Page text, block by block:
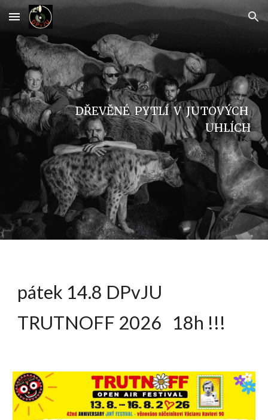
Skip to main content Skip to navigation
DŘEVĚNÉ PYTLÍ V JUTOVÝCH
UHLÍCH
pátek 14.8 DPvJU
TRUTNOFF 2026 18h !!!